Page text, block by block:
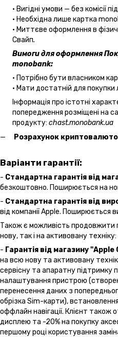
• Вигідні умови — без комісії
• Необхідна лише картка
• Миттєве оформлення в
Cвайп.
Вимоги для оформлення
monobank:
• Потрібно бути власником
• Мати достатній для покупки
Інформація про істотні
попередження розміщені на
продукту: chast.monobank.ua
Розрахунок
Варіанти гарантії:
- Стандартна гарантія від
безкоштовно. Поширюється на
- Стандартна гарантія від
від компанії Apple. Поширюється
Також є можливість продовжити
нову, так і на активовану техніку:
- Гарантія від магазину "Apple
на всю нову та активовану
сервісну та апаратну підтримку
налаштування пристрою
перенесення даних з
обрізка Sim-карти),
оффлайн навігації. Клієнт
дисплею та -20% на покупку
першому році користування